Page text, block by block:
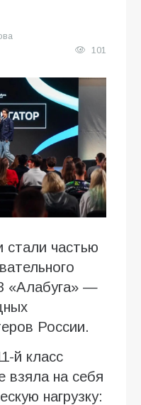
101
стали частью
«Алабуга» —
России.
й класс
на себя
нагрузку: